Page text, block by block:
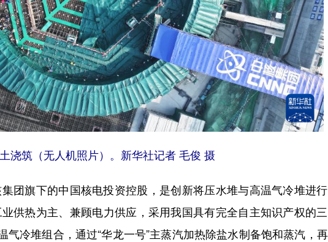
筑（无人机照片）。 新华社记者 毛俊 摄
旗下的中国核电投资控股，是创新将压水堆与高温气冷堆进
供热为主、兼顾电力供应，采用我国具有完全自主知识产权的
气冷堆组合，通过“华龙一号”主蒸汽加热除盐水制备饱和蒸汽，